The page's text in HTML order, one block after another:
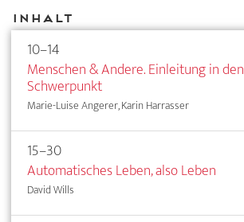
Inhalt
10–14
Menschen & Andere. Einleitung in den
Schwerpunkt
Marie-Luise Angerer, Karin Harrasser
15–30
Automatisches Leben, also Leben
David Wills